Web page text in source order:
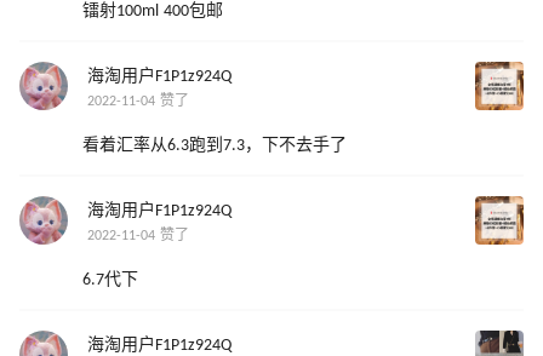
镭射100ml 400包邮
海淘用户F1P1z924Q
2022-11-04 赞了
看着汇率从6.3跑到7.3，下不去手了
海淘用户F1P1z924Q
2022-11-04 赞了
6.7代下
海淘用户F1P1z924Q